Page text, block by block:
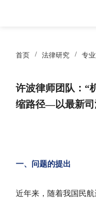
首页 法律研究 专
许波律师团队：“
缩路径—以最新司
一、 问题的提出
近年来，随着我国民